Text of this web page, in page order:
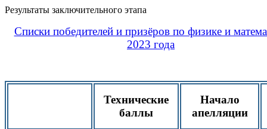
Результаты заключительного этапа
Списки победителей и призёров по физике и
2023 года
Технические
баллы
Начало
апелляции